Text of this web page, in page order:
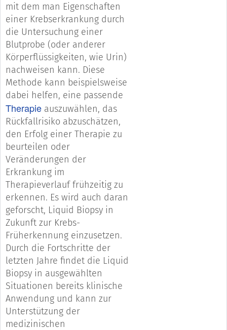
mit dem man Eigenschaften
einer Krebserkrankung durch
die Untersuchung einer
Blutprobe (oder anderer
Körperflüssigkeiten, wie Urin)
nachweisen kann. Diese
Methode kann beispielsweise
dabei helfen, eine passende
Therapie auszuwählen, das
Rückfallrisiko abzuschätzen,
den Erfolg einer Therapie zu
beurteilen oder
Veränderungen der
Erkrankung im
Therapieverlauf frühzeitig zu
erkennen. Es wird auch daran
geforscht, Liquid Biopsy in
Zukunft zur Krebs-
Früherkennung einzusetzen.
Durch die Fortschritte der
letzten Jahre findet die Liquid
Biopsy in ausgewählten
Situationen bereits klinische
Anwendung und kann zur
Unterstützung der
medizinischen